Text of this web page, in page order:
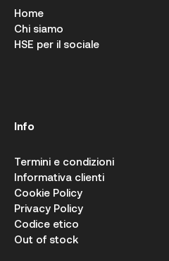
Home
Chi siamo
HSE per il sociale
Info
Termini e condizioni
Informativa clienti
Cookie Policy
Privacy Policy
Codice etico
Out of stock